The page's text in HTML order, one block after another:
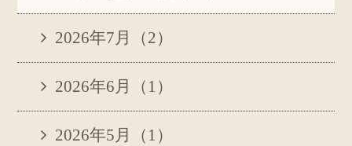
2026年7月（2）
2026年6月（1）
2026年5月（1）